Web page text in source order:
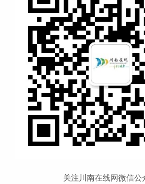
关注川南在线网微信公